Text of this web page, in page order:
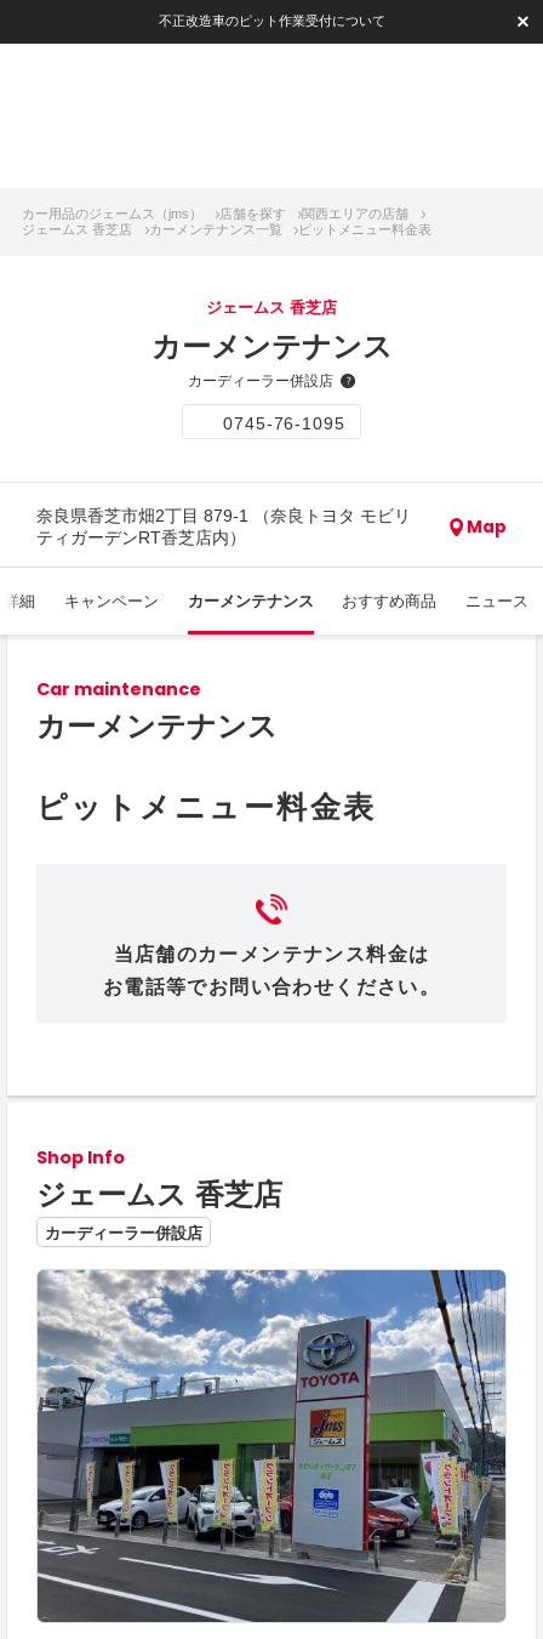
不正改造車のピット作業受付について
カー用品のジェームス（jms） 店舗を探す
関西エリアの店舗
ジェームス 香芝店
カーメンテナンス一覧 ピットメニュー料金表
ジェームス 香芝店
カーメンテナンス
カーディーラー併設店
0745-76-1095
奈良県香芝市畑2丁目 879-1 （奈良トヨタ モビリ
ティガーデンRT香芝店内）
Map
細 キャンペーン カーメンテナンス おすすめ商品 ニュース
Car maintenance
カーメンテナンス
ピットメニュー料金表
当店舗のカーメンテナンス料金は
お電話等でお問い合わせください。
Shop Info
ジェームス 香芝店
カーディーラー併設店